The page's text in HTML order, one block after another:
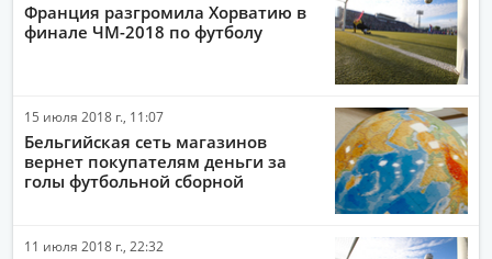
Франция разгромила Хорватию в
финале ЧМ-2018 по футболу
15 июля 2018 г., 11:07
Бельгийская сеть магазинов
вернет покупателям деньги за
голы футбольной сборной
11 июля 2018 г., 22:32